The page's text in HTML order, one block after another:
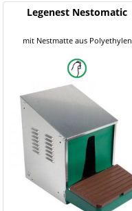
Legenest Nestomatic
mit Nestmatte aus Polyethylen